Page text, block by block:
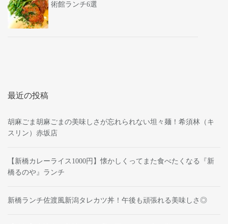
術館ランチ6選
最近の投稿
胡麻ごま胡麻ごまの美味しさが忘れられない坦々麺！希須林（キ
スリン）赤坂店
【新橋カレーライス1000円】懐かしくってまた食べたくなる『新
橋るのや』ランチ
新橋ランチ佐渡風新潟タレカツ丼！午後も頑張れる美味しさ◎